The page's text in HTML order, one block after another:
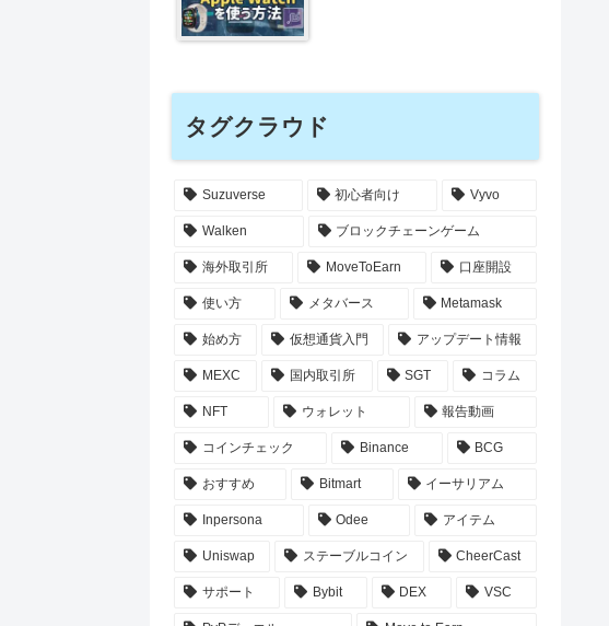
タグクラウド
Suzuverse 初心者向け Vyvo
Walken ブロックチェーンゲーム
海外取引所 MoveToEarn 口座開設
使い方 メタバース Metamask
始め方 仮想通貨入門 アップデート情報
MEXC 国内取引所 SGT コラム
NFT ウォレット 報告動画
コインチェック Binance BCG
おすすめ Bitmart イーサリアム
Inpersona Odee アイテム
Uniswap ステーブルコイン CheerCast
サポート Bybit DEX VSC